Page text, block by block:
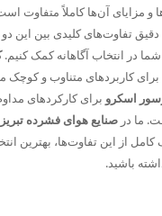
و مزایای آن‌ها کاملاً متفاوت
تفاوت‌های کلیدی بین این دو
شما در انتخاب آگاهانه کمک کنیم.
برای کاربردهای متناوب و
اسکرو برای کارکردهای
ما در صنایع هوای فشرده تبریز
کامل از این تفاوت‌ها، بهترین
باشید.